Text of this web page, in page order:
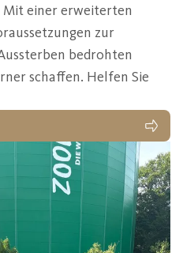
einer erweiterten
zur
bedrohten
schaffen. Helfen Sie